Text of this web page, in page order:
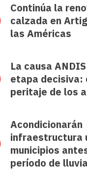
Continúa la
calzada en
las Américas
La causa
etapa decisiva:
peritaje de los
Acondicionarán
infraestructura
municipios
período de